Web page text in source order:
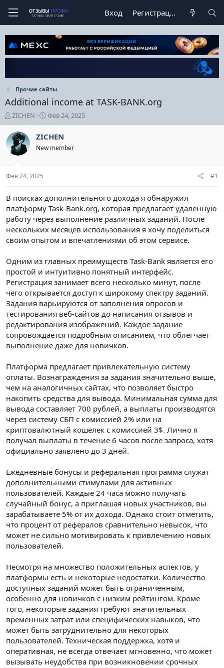
Вход Регистрация
Прочие сайты.
Additional income at TASK-BANK.org
А
в
т
о
р
е
м
ZICHEN
Д
а
т
а
н
ч
а
Фев 24, 2025
ZICHEN
New member
Фев 24, 2025 #1
В поисках дополнительного дохода я обнаружил
платформу Task-Bank.org, которая предлагает удаленную
работу через выполнение различных заданий. После
нескольких месяцев использования я хочу поделиться
своим опытом и впечатлениями об этом сервисе.
Одним из главных преимуществ Task-Bank является его
простой и интуитивно понятный интерфейс.
Регистрация занимает всего несколько минут, после
чего открывается доступ к широкому спектру заданий.
Задания варьируются от заполнения опросов и
тестирования веб-сайтов до написания отзывов и
редактирования изображений. Каждое задание
сопровождается подробным описанием, что облегчает
выполнение даже для новичков.
Платформа предлагает привлекательную систему
оплаты. Вознаграждения за задания значительно выше,
чем на аналогичных сайтах, что позволяет быстро
накопить средства для вывода. Минимальная сумма для
вывода составляет 700 рублей, а выплаты производятся
через систему СБП с комиссией 2% или на
криптовалютный кошелек с комиссией 3$. Лично я
получал выплаты в течение 6 часов после запроса, хотя
официально заявлено до 3 дней.
Ежедневные бонусы и реферальная программа служат
дополнительными стимулами для активных
пользователей. Каждые 24 часа можно получать
случайный бонус, а приглашая новых участников, вы
зарабатываете 5% от их дохода. Однако стоит отметить,
что процент от рефералов сравнительно невысок, что
может не сильно мотивировать к привлечению новых
пользователей.
Несмотря на множество положительных аспектов, у
платформы есть и некоторые недостатки. Количество
доступных заданий может быть ограниченным,
особенно для новичков с низким рейтингом. Кроме
того, некоторые задания требуют значительных
временных затрат или специфических навыков, что
может быть затруднительно для некоторых
пользователей. Техническая поддержка, хотя и
оперативная, не всегда отвечает мгновенно, что может
вызывать неудобства при возникновении срочных